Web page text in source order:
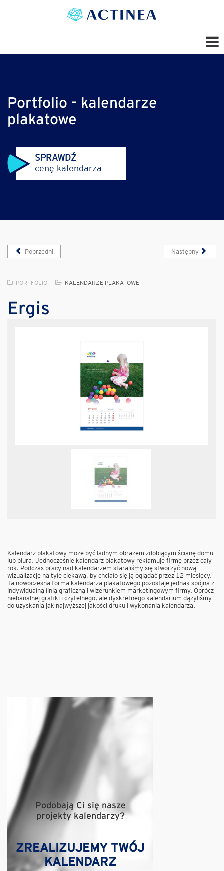
Portfolio - kalendarze
plakatowe
SPRAWDŹ
cenę kalendarza
Poprzedni Następny
PORTFOLIO KALENDARZE PLAKATOWE
Ergis
Kalendarz plakatowy może być ładnym obrazem zdobiącym ścianę domu
lub biura. Jednocześnie kalendarz plakatowy reklamuje firmę przez cały
rok. Podczas pracy nad kalendarzem staraliśmy się stworzyć nową
wizualizację na tyle ciekawą, by chciało się ją oglądać przez 12 miesięcy.
Ta nowoczesna forma kalendarza plakatowego pozostaje jednak spójna z
indywidualną linią graficzną i wizerunkiem marketingowym firmy. Oprócz
niebanalnej grafiki i czytelnego, ale dyskretnego kalendarium dążyliśmy
do uzyskania jak najwyższej jakości druku i wykonania kalendarza.
Podobają Ci się nasze
projekty kalendarzy?
ZREALIZUJEMY TWÓJ
KALENDARZ